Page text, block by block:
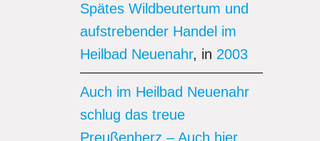
Spätes Wildbeutertum und
aufstrebender Handel im
Heilbad Neuenahr, in 2003
Auch im Heilbad Neuenahr
schlug das treue
Preußenherz – Auch hier